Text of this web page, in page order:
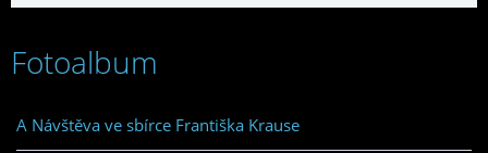
Fotoalbum
A Návštěva ve sbírce Františka Krause